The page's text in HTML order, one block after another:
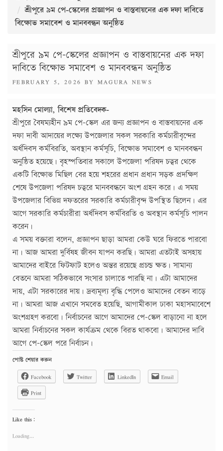
শ্রীপুরে ৯ম পে-স্কেলের প্রজ্ঞাপন ও বাস্তবায়নের এক দফা দাবিতে
বিক্ষোভ সমাবেশ ও মানববন্ধন অনুষ্ঠিত
শ্রীপুরে ৯ম পে-স্কেলের প্রজ্ঞাপন ও বাস্তবায়নের এক দফা
দাবিতে বিক্ষোভ সমাবেশ ও মানববন্ধন অনুষ্ঠিত
POSTED
FEBRUARY 5, 2026 BY MAGURA NEWS
মহসিন মোল্যা, বিশেষ প্রতিবেদক-
শ্রীপুরে বৈষম্যহীন ৯ম পে-স্কেল এর জন্য প্রজ্ঞাপন ও বাস্তবায়নের এক
দফা দাবী আদায়ের লক্ষ্যে উপজেলার সকল সরকারি কর্মচারীবৃন্দের
অর্ধদিবস কর্মবিরতি, অবস্থান কর্মসূচি, বিক্ষোভ সমাবেশ ও মানববন্ধন
অনুষ্ঠিত হয়েছে। বৃহস্পতিবার সকালে উপজেলা পরিষদ চত্বর থেকে
একটি বিক্ষোভ মিছিল বের হয়ে শহরের প্রধান প্রধান সড়ক প্রদক্ষিণ
শেষে উপজেলা পরিষদ চত্বরে মানববন্ধনে অংশ গ্রহন করে। এ সময়
উপজেলার বিভিন্ন দফতরের সরকারি কর্মচারীবৃন্দ উপস্থিত ছিলেন। এর
আগে সরকারি কর্মচারীরা অর্ধদিবস কর্মবিরতি ও অবস্থান কর্মসূচি পালন
করেন।
এ সময় বক্তারা বলেন, প্রজ্ঞাপন ছাড়া আমরা কেউ ঘরে ফিরতে পারবো
না। আজ আমরা দুর্বিষহ জীবন যাপন করছি। আমরা এতটাই অসহায়
আমাদের বাইরে ফিটফাট হলেও অন্তর রয়েছে প্রচন্ড ক্ষত। সামান্য
বেতনে আমরা সঠিকভাবে সংসার চালাতে পারছি না। এটা আমাদের
দায়, এটা সরকারের দায়। দ্রব্যমূল্য বৃদ্ধি পেলেও আমাদের বেতন বাড়ে
না। আমরা আজ এখানে সমবেত হয়েছি, আগামীকাল ঢাকা মহাসমাবেশে
অংশগ্রহণ করবো। নির্বাচনের আগে আমাদের পে-স্কেল বাড়ানো না হলে
আমরা নির্বাচনের সকল কার্যক্রম থেকে বিরত থাকবো। আমাদের দাবি
আগে পে-স্কেল পরে নির্বাচন।
পোষ্ট শেয়ার করুন
Facebook
Twitter LinkedIn
Email
Print
Like this:
Loading...